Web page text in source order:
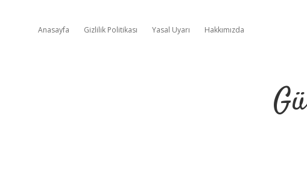
Anasayfa Gizlilik Politikası Yasal Uyarı Hakkımızda